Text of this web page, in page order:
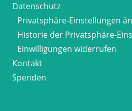
Datenschutz
Privatsphäre-Einstellungen
Historie der Privatsphäre-
Einwilligungen widerrufen
Kontakt
Spenden